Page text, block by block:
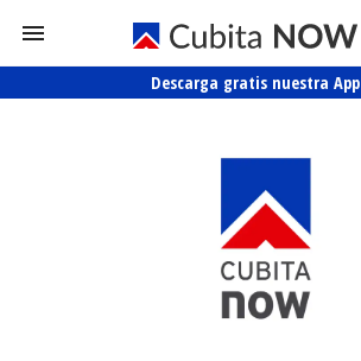
Descarga gratis nuestra App